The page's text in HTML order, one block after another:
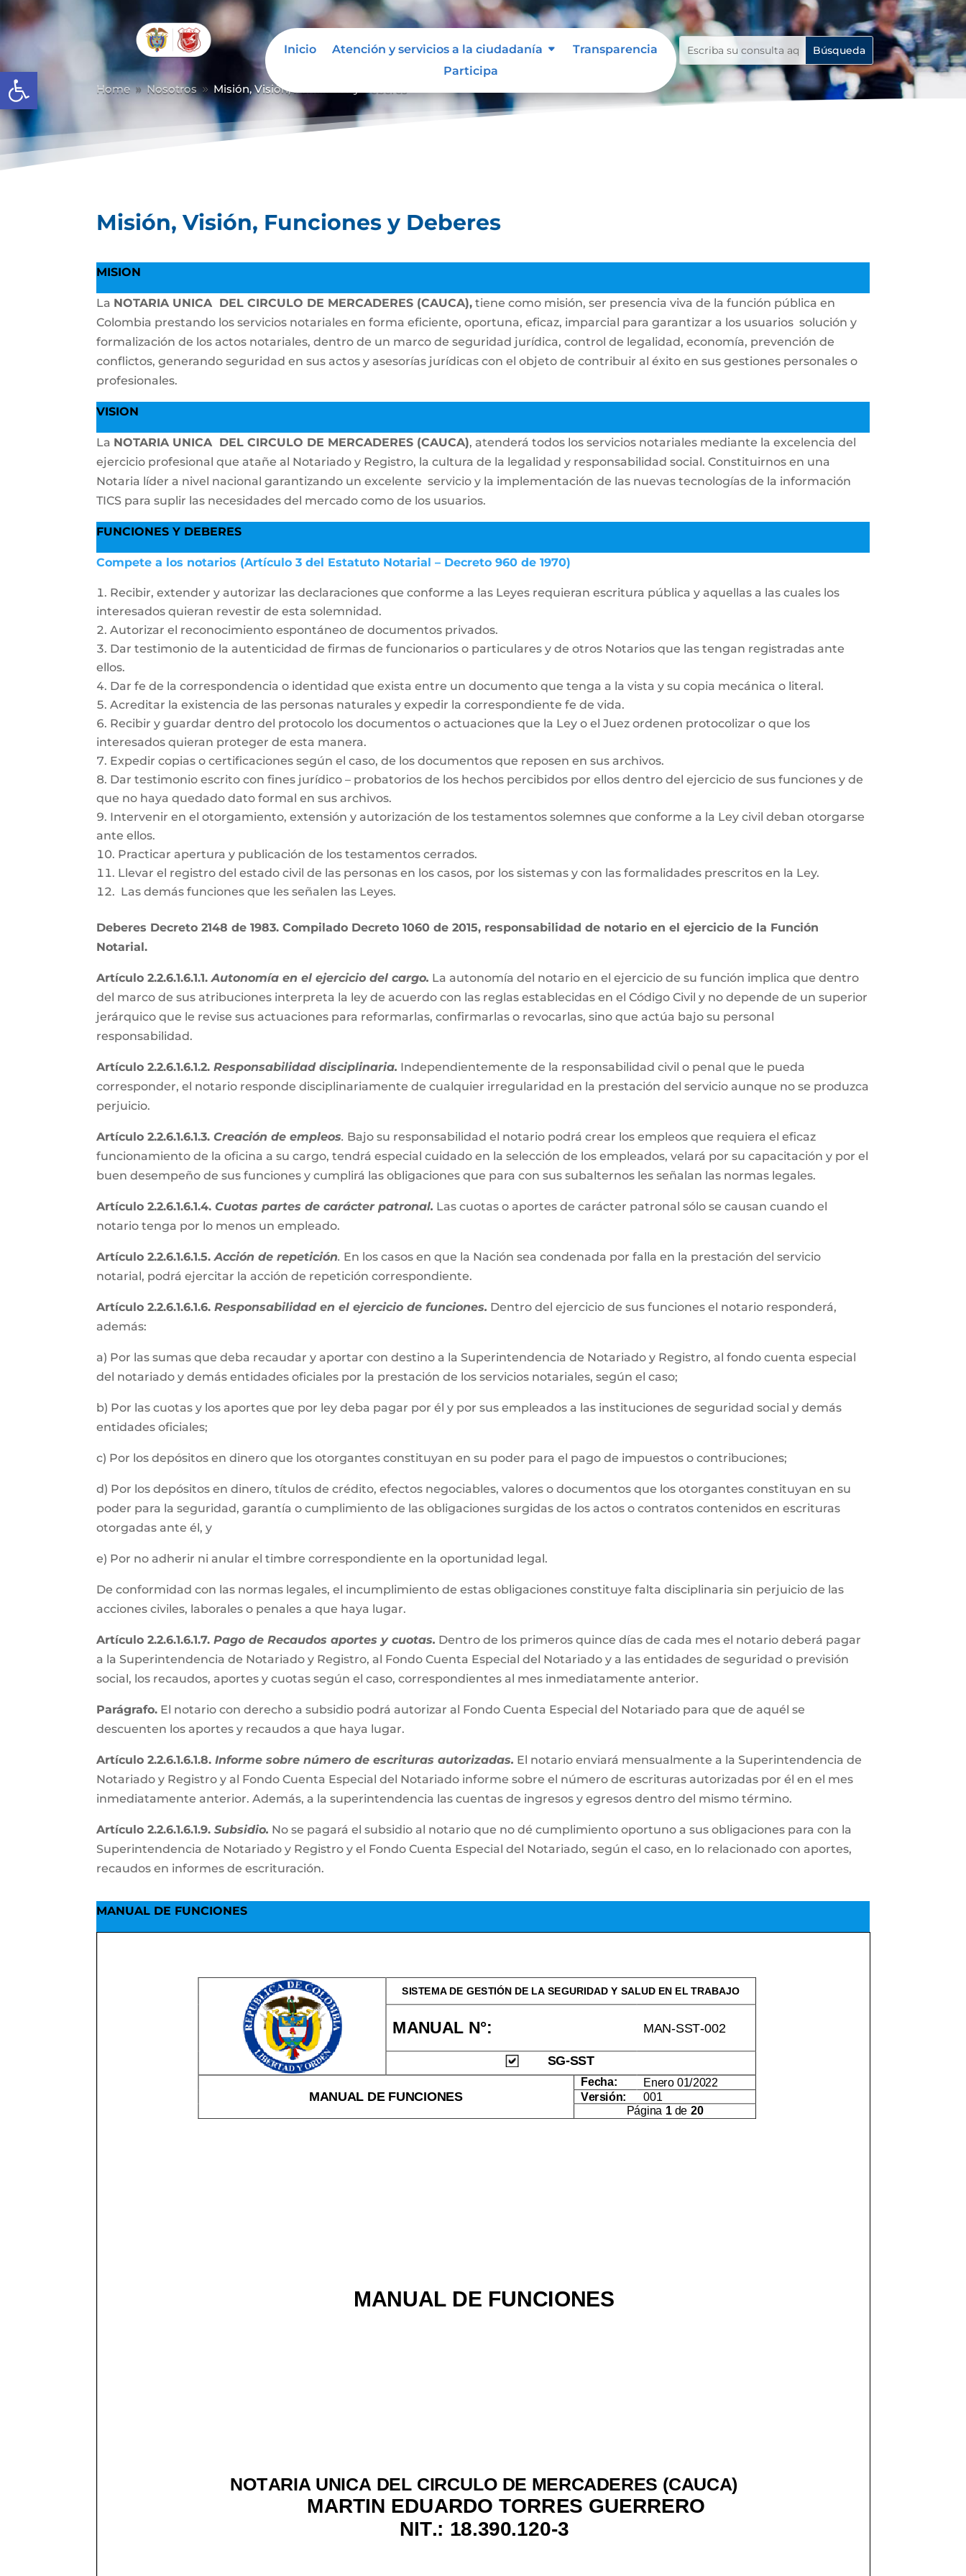
Abrir barra de herramientas
Inicio Atención y servicios a la ciudadanía
Transparencia
Participa
Home 9 Nosotros 9 Misión, Visión, Funciones y Deberes
Misión, Visión, Funciones y Deberes
MISION
La NOTARIA UNICA DEL CIRCULO DE MERCADERES (CAUCA), tiene como misión, ser presencia viva de la función pública en
Colombia prestando los servicios notariales en forma eficiente, oportuna, eficaz, imparcial para garantizar a los usuarios solución y
formalización de los actos notariales, dentro de un marco de seguridad jurídica, control de legalidad, economía, prevención de
conflictos, generando seguridad en sus actos y asesorías jurídicas con el objeto de contribuir al éxito en sus gestiones personales o
profesionales.
VISION
La NOTARIA UNICA DEL CIRCULO DE MERCADERES (CAUCA), atenderá todos los servicios notariales mediante la excelencia del
ejercicio profesional que atañe al Notariado y Registro, la cultura de la legalidad y responsabilidad social. Constituirnos en una
Notaria líder a nivel nacional garantizando un excelente servicio y la implementación de las nuevas tecnologías de la información
TICS para suplir las necesidades del mercado como de los usuarios.
FUNCIONES Y DEBERES
Compete a los notarios (Artículo 3 del Estatuto Notarial – Decreto 960 de 1970)
Recibir, extender y autorizar las declaraciones que conforme a las Leyes requieran escritura pública y aquellas a las cuales los
interesados quieran revestir de esta solemnidad.
Autorizar el reconocimiento espontáneo de documentos privados.
Dar testimonio de la autenticidad de firmas de funcionarios o particulares y de otros Notarios que las tengan registradas ante
ellos.
Dar fe de la correspondencia o identidad que exista entre un documento que tenga a la vista y su copia mecánica o literal.
Acreditar la existencia de las personas naturales y expedir la correspondiente fe de vida.
Recibir y guardar dentro del protocolo los documentos o actuaciones que la Ley o el Juez ordenen protocolizar o que los
interesados quieran proteger de esta manera.
Expedir copias o certificaciones según el caso, de los documentos que reposen en sus archivos.
Dar testimonio escrito con fines jurídico – probatorios de los hechos percibidos por ellos dentro del ejercicio de sus funciones y de
que no haya quedado dato formal en sus archivos.
Intervenir en el otorgamiento, extensión y autorización de los testamentos solemnes que conforme a la Ley civil deban otorgarse
ante ellos.
Practicar apertura y publicación de los testamentos cerrados.
Llevar el registro del estado civil de las personas en los casos, por los sistemas y con las formalidades prescritos en la Ley.
Las demás funciones que les señalen las Leyes.
Deberes Decreto 2148 de 1983. Compilado Decreto 1060 de 2015, responsabilidad de notario en el ejercicio de la Función
Notarial.
Artículo 2.2.6.1.6.1.1.Autonomía en el ejercicio del cargo. La autonomía del notario en el ejercicio de su función implica que dentro
del marco de sus atribuciones interpreta la ley de acuerdo con las reglas establecidas en el Código Civil y no depende de un superior
jerárquico que le revise sus actuaciones para reformarlas, confirmarlas o revocarlas, sino que actúa bajo su personal
responsabilidad.
Artículo 2.2.6.1.6.1.2. Responsabilidad disciplinaria. Independientemente de la responsabilidad civil o penal que le pueda
corresponder, el notario responde disciplinariamente de cualquier irregularidad en la prestación del servicio aunque no se produzca
perjuicio.
Artículo 2.2.6.1.6.1.3.Creación de empleos. Bajo su responsabilidad el notario podrá crear los empleos que requiera el eficaz
funcionamiento de la oficina a su cargo, tendrá especial cuidado en la selección de los empleados, velará por su capacitación y por el
buen desempeño de sus funciones y cumplirá las obligaciones que para con sus subalternos les señalan las normas legales.
Artículo 2.2.6.1.6.1.4.Cuotas partes de carácter patronal. Las cuotas o aportes de carácter patronal sólo se causan cuando el
notario tenga por lo menos un empleado.
Artículo 2.2.6.1.6.1.5.Acción de repetición. En los casos en que la Nación sea condenada por falla en la prestación del servicio
notarial, podrá ejercitar la acción de repetición correspondiente.
Artículo 2.2.6.1.6.1.6.Responsabilidad en el ejercicio de funciones. Dentro del ejercicio de sus funciones el notario responderá,
además:
a) Por las sumas que deba recaudar y aportar con destino a la Superintendencia de Notariado y Registro, al fondo cuenta especial
del notariado y demás entidades oficiales por la prestación de los servicios notariales, según el caso;
b) Por las cuotas y los aportes que por ley deba pagar por él y por sus empleados a las instituciones de seguridad social y demás
entidades oficiales;
c) Por los depósitos en dinero que los otorgantes constituyan en su poder para el pago de impuestos o contribuciones;
d) Por los depósitos en dinero, títulos de crédito, efectos negociables, valores o documentos que los otorgantes constituyan en su
poder para la seguridad, garantía o cumplimiento de las obligaciones surgidas de los actos o contratos contenidos en escrituras
otorgadas ante él, y
e) Por no adherir ni anular el timbre correspondiente en la oportunidad legal.
De conformidad con las normas legales, el incumplimiento de estas obligaciones constituye falta disciplinaria sin perjuicio de las
acciones civiles, laborales o penales a que haya lugar.
Artículo 2.2.6.1.6.1.7.Pago de Recaudos aportes y cuotas. Dentro de los primeros quince días de cada mes el notario deberá pagar
a la Superintendencia de Notariado y Registro, al Fondo Cuenta Especial del Notariado y a las entidades de seguridad o previsión
social, los recaudos, aportes y cuotas según el caso, correspondientes al mes inmediatamente anterior.
Parágrafo. El notario con derecho a subsidio podrá autorizar al Fondo Cuenta Especial del Notariado para que de aquél se
descuenten los aportes y recaudos a que haya lugar.
Artículo 2.2.6.1.6.1.8.Informe sobre número de escrituras autorizadas. El notario enviará mensualmente a la Superintendencia de
Notariado y Registro y al Fondo Cuenta Especial del Notariado informe sobre el número de escrituras autorizadas por él en el mes
inmediatamente anterior. Además, a la superintendencia las cuentas de ingresos y egresos dentro del mismo término.
Artículo 2.2.6.1.6.1.9.Subsidio. No se pagará el subsidio al notario que no dé cumplimiento oportuno a sus obligaciones para con la
Superintendencia de Notariado y Registro y el Fondo Cuenta Especial del Notariado, según el caso, en lo relacionado con aportes,
recaudos en informes de escrituración.
MANUAL DE FUNCIONES